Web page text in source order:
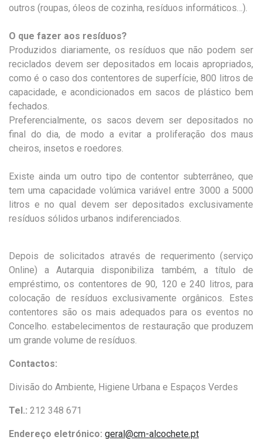
outros (roupas, óleos de cozinha, resíduos informáticos…).
O que fazer aos resíduos?
Produzidos diariamente, os resíduos que não podem ser
reciclados devem ser depositados em locais apropriados,
como é o caso dos contentores de superfície, 800 litros de
capacidade, e acondicionados em sacos de plástico bem
fechados.
Preferencialmente, os sacos devem ser depositados no
final do dia, de modo a evitar a proliferação dos maus
cheiros, insetos e roedores.
Existe ainda um outro tipo de contentor subterrâneo, que
tem uma capacidade volúmica variável entre 3000 a 5000
litros e no qual devem ser depositados exclusivamente
resíduos sólidos urbanos indiferenciados.
Depois de solicitados através de requerimento (serviço
Online) a Autarquia disponibiliza também, a título de
empréstimo, os contentores de 90, 120 e 240 litros, para
colocação de resíduos exclusivamente orgânicos. Estes
contentores são os mais adequados para os eventos no
Concelho. estabelecimentos de restauração que produzem
um grande volume de resíduos.
Contactos:
Divisão do Ambiente, Higiene Urbana e Espaços Verdes
Tel.: 212 348 671
Endereço eletrónico: geral@cm-alcochete.pt